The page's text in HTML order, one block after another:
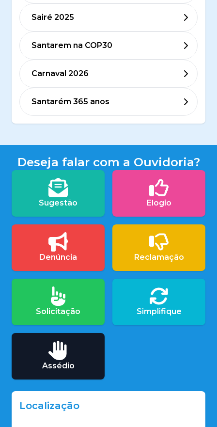
Sairé 2025
Santarem na COP30
Carnaval 2026
Santarém 365 anos
Deseja falar com a Ouvidoria?
Sugestão Elogio
Denúncia Reclamação
Solicitação Simplifique
Assédio
Localização